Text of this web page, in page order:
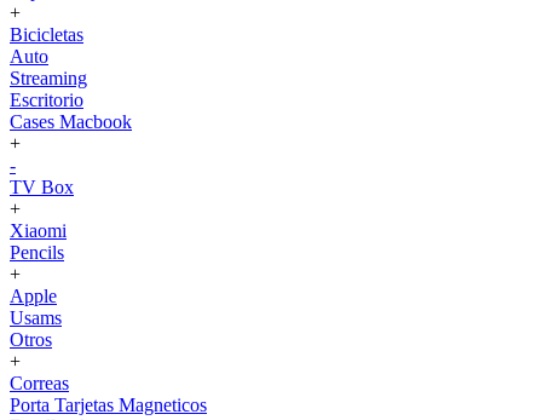
+
Bicicletas
Auto
Streaming
Escritorio
Cases Macbook
+
-
TV Box
+
Xiaomi
Pencils
+
Apple
Usams
Otros
+
Correas
Porta Tarjetas Magneticos